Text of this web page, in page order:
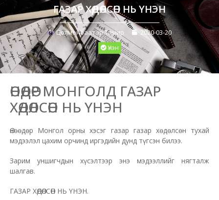
ГАЗАР ХӨДӨЛСӨН НЬ ҮНЭН
Цолмонбаатар Тамир 2020-03-20
Үнэн
ӨНӨӨДӨР МОНГОЛД ГАЗАР
ХӨДӨЛСӨН НЬ ҮНЭН
Өнөөдөр Монгол орны хэсэг газар газар хөдөлсөн тухай
мэдээлэл цахим орчинд иргэдийн дунд түгсэн билээ.
Зарим уншигчдын хүсэлтээр энэ мэдээллийг нягталж
шалгав.
ГАЗАР ХӨДӨЛСӨН НЬ ҮНЭН.